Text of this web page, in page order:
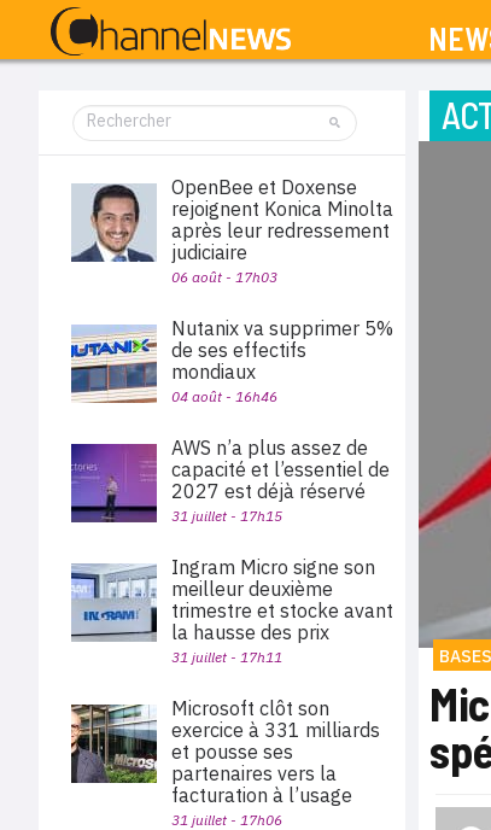
OpenBee et Doxense
rejoignent Konica Minolta
après leur redressement
judiciaire
06 août - 17h03
Nutanix va supprimer 5%
de ses effectifs
mondiaux
04 août - 16h46
AWS n’a plus assez de
capacité et l’essentiel de
2027 est déjà réservé
31 juillet - 17h15
Ingram Micro signe son
meilleur deuxième
trimestre et stocke avant
la hausse des prix
31 juillet - 17h11
Microsoft clôt son
exercice à 331 milliards
et pousse ses
partenaires vers la
facturation à l’usage
31 juillet - 17h06